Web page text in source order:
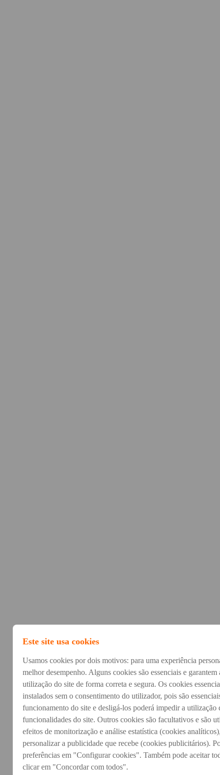
Este site usa cookies
Usamos cookies por dois motivos: para uma experiência
melhor desempenho. Alguns cookies são essenciais e garantem
utilização do site de forma correta e segura. Os cookies
instalados sem o consentimento do utilizador, pois são
funcionamento do site e desligá-los poderá impedir a utilização
funcionalidades do site. Outros cookies são facultativos e são
efeitos de monitorização e análise estatística (cookies
personalizar a publicidade que recebe (cookies publicitários).
preferências em "Configurar cookies". Também pode aceitar
clicar em "Concordar com todos".